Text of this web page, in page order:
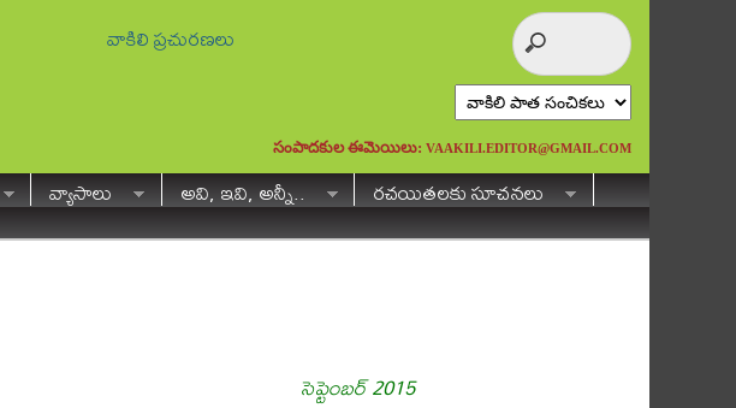
వాకిలి ప్రచురణలు
సంపాదకుల ఈమెయిలు: VAAKILI.EDITOR@GMAIL.COM
వ్యాసాలు అవి, ఇవి, అన్నీ..
రచయితలకు సూచనలు
సెప్టెంబర్ 2015